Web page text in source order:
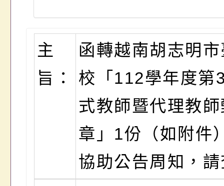
主
旨：
函轉越南胡志明
校「112學年度第
式教師暨代理教
章」1份（如附件
協助公告周知，